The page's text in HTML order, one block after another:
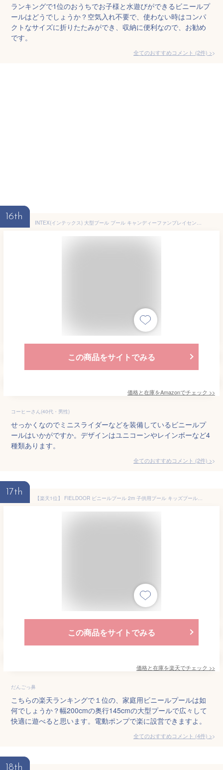
ランキングで1位のおうちでお子様と水遊びができるビニールプ
ールはどうでしょうか？空気入れ不要で、使わない時はコンパ
クトなサイズに折りたたみができ、収納に便利なので、お勧め
です。
全てのおすすめコメント (2件) >
16th
INTEX(インテックス) 大型プール プール キャンディーファンプレイセンター 170×168×122cm 【日本正規品】 57144
この商品をサイトでみる
価格と在庫をAmazonでチェック >>
コーヒーさん(40代・男性)
せっかくなのでミニスライダーなどを装備しているビニールプ
ールはいかがですか。デザインはユニコーンやレインボーなど4
種類あります。
全てのおすすめコメント (2件) >
17th
【楽天1位】 FIELDOOR ビニールプール 2m 子供用プール キッズプール 家庭用プール エアープール 200cm 深型 長方形 水遊び おうちプール ファミリープール 子ども 幼児 排水栓付き 電動ポンプセット対応 除菌剤 プールマット カバーセット対応 1年保証 ★[送料無料]
この商品をサイトでみる
価格と在庫を楽天でチェック >>
だんごっ鼻
こちらの楽天ランキングで１位の、家庭用ビニールプールは如
何でしょうか？幅200cmの奥行145cmの大型プールで広々して
快適に遊べると思います。電動ポンプで楽に設営できますよ。
全てのおすすめコメント (4件) >
18th